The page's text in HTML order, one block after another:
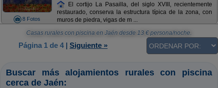
8 Fotos
El cortijo La Pasailla, del siglo XVIII, recientemente
restaurado, conserva la estructura típica de la zona, con
muros de piedra, vigas de m ...
Casas rurales con piscina en Jaén desde 13 € persona/noche.
Página 1 de 4| Siguiente »
Buscar más alojamientos rurales con piscina
cerca de Jaén: